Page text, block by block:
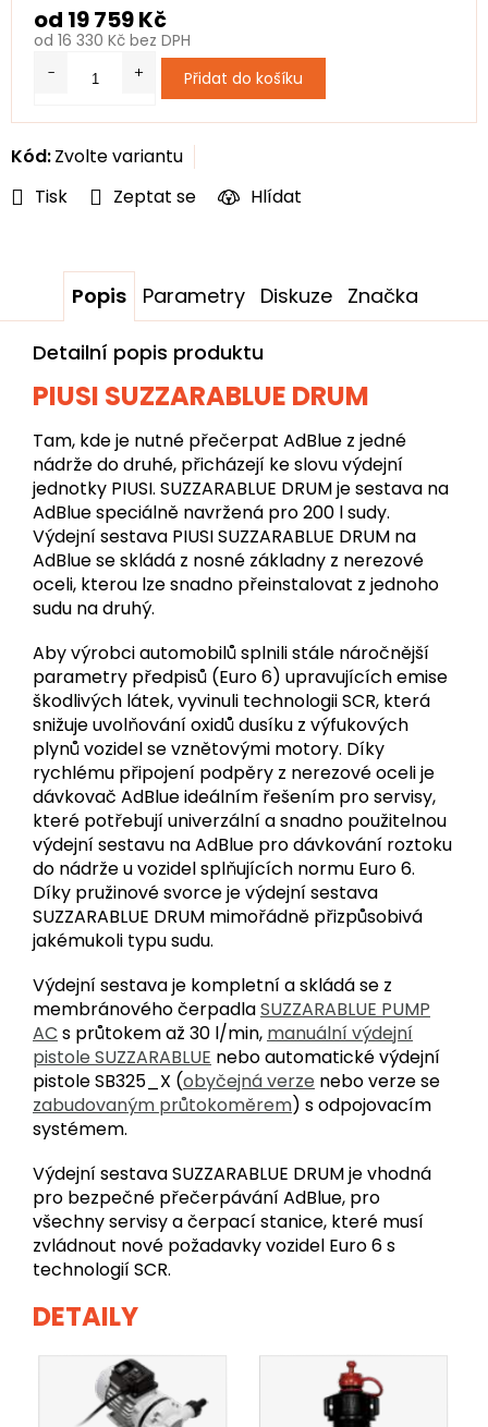
Tisk Zeptat se Hlídat
Kód:Zvolte variantu
od 19 759 Kč
od 16 330 Kč bez DPH
Přidat do košíku
Popis Parametry Diskuze Značka
Detailní popis produktu
PIUSI SUZZARABLUE DRUM
Tam, kde je nutné přečerpat AdBlue z jedné
nádrže do druhé, přicházejí ke slovu výdejní
jednotky PIUSI. SUZZARABLUE DRUM je sestava na
AdBlue speciálně navržená pro 200 l sudy.
Výdejní sestava PIUSI SUZZARABLUE DRUM na
AdBlue se skládá z nosné základny z nerezové
oceli, kterou lze snadno přeinstalovat z jednoho
sudu na druhý.
Aby výrobci automobilů splnili stále náročnější
parametry předpisů (Euro 6) upravujících emise
škodlivých látek, vyvinuli technologii SCR, která
snižuje uvolňování oxidů dusíku z výfukových
plynů vozidel se vznětovými motory. Díky
rychlému připojení podpěry z nerezové oceli je
dávkovač AdBlue ideálním řešením pro servisy,
které potřebují univerzální a snadno použitelnou
výdejní sestavu na AdBlue pro dávkování roztoku
do nádrže u vozidel splňujících normu Euro 6.
Díky pružinové svorce je výdejní sestava
SUZZARABLUE DRUM mimořádně přizpůsobivá
jakémukoli typu sudu.
Výdejní sestava je kompletní a skládá se z
membránového čerpadlaSUZZARABLUE PUMP
AC s průtokem až 30 l/min, manuální výdejní
pistole SUZZARABLUE nebo automatické výdejní
pistole SB325_X (obyčejná verze nebo verze se
zabudovaným průtokoměrem) s odpojovacím
systémem.
Výdejní sestava SUZZARABLUE DRUM je vhodná
pro bezpečné přečerpávání AdBlue, pro
všechny servisy a čerpací stanice, které musí
zvládnout nové požadavky vozidel Euro 6 s
technologií SCR.
DETAILY